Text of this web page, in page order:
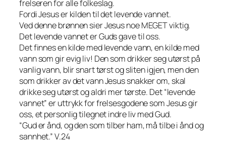
frelseren for alle folkeslag.
Fordi Jesus er kilden til det levende vannet.
Ved denne brønnen sier Jesus noe MEGET viktig.
Det levende vannet er Guds gave til oss.
Det finnes en kilde med levende vann, en kilde med
vann som gir evig liv! Den som drikker seg utørst på
vanlig vann, blir snart tørst og sliten igjen, men den
som drikker av det vann Jesus snakker om, skal
drikke seg utørst og aldri mer tørste. Det “levende
vannet” er uttrykk for frelsesgodene som Jesus gir
oss, et personlig tilegnet indre liv med Gud.
“Gud er ånd, og den som tilber ham, må tilbe i ånd og
sannhet.”V.24